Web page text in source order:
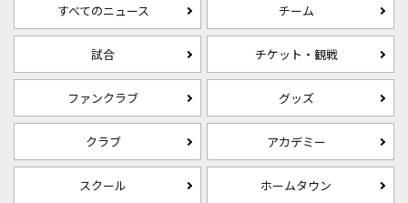
すべてのニュース チーム
試合 チケット・観戦
ファンクラブ グッズ
クラブ アカデミー
スクール ホームタウン